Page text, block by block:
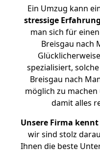
Ein Umzug kann
stressige Erfahrung
man sich für
Breisgau nach
spezialisiert,
Breisgau nach
möglich zu machen
damit alles
Unsere Firma
wir sind stolz
Ihnen die beste